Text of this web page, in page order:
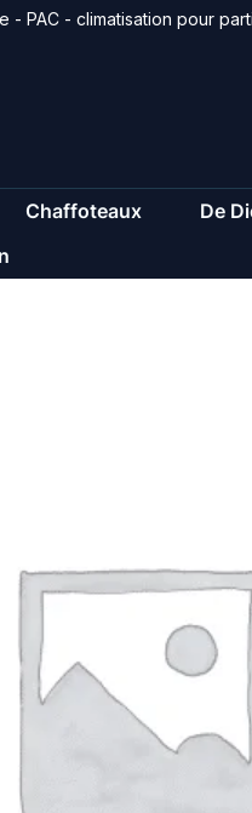
- PAC - climatisation pour
Chaffoteaux De